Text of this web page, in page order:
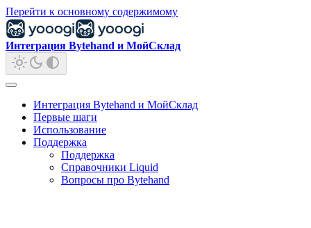
Перейти к основному содержимому
Интеграция Bytehand и МойСклад
Интеграция Bytehand и МойСклад
Первые шаги
Использование
Поддержка
Поддержка
Справочники Liquid
Вопросы про Bytehand